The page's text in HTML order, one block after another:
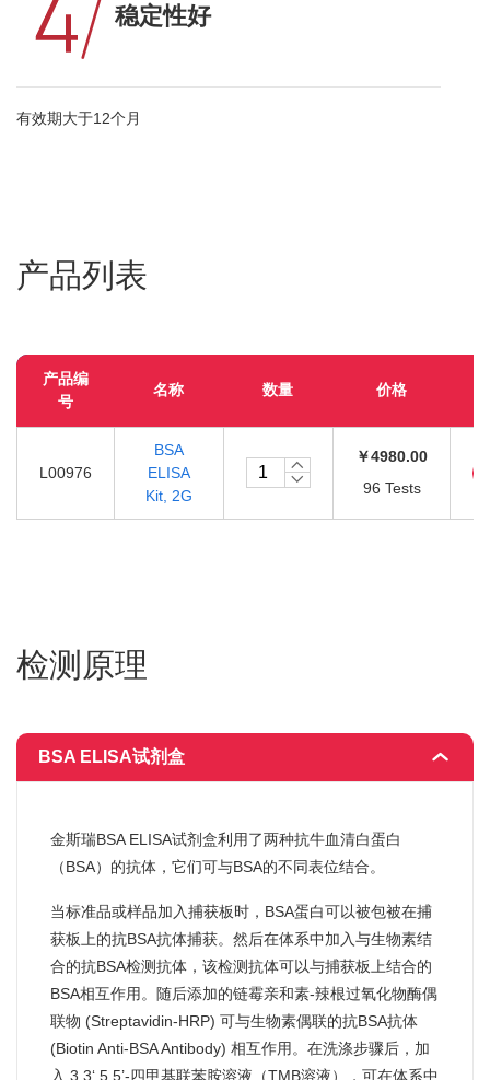
稳定性好
有效期大于12个月
产品列表
产品编
号
名称 数量 价格
L00976
BSA
ELISA
Kit, 2G
￥4980.00
96 Tests
检测原理
BSA ELISA试剂盒
金斯瑞BSA ELISA试剂盒利用了两种抗牛血清白蛋白
（BSA）的抗体，它们可与BSA的不同表位结合。
当标准品或样品加入捕获板时，BSA蛋白可以被包被在捕
获板上的抗BSA抗体捕获。然后在体系中加入与生物素结
合的抗BSA检测抗体，该检测抗体可以与捕获板上结合的
BSA相互作用。随后添加的链霉亲和素-辣根过氧化物酶偶
联物 (Streptavidin-HRP) 可与生物素偶联的抗BSA抗体
(Biotin Anti-BSA Antibody) 相互作用。在洗涤步骤后，加
入 3,3‘,5,5’-四甲基联苯胺溶液（TMB溶液），可在体系中